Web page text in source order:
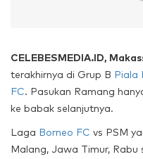
CELEBESMEDIA.ID,
terakhirnya di Grup B Piala
FC. Pasukan Ramang
ke babak selanjutnya.
Laga Borneo FC vs PSM
Malang, Jawa Timur,